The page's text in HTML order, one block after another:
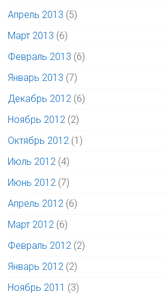
Апрель 2013 (5)
Март 2013 (6)
Февраль 2013 (6)
Январь 2013 (7)
Декабрь 2012 (6)
Ноябрь 2012 (2)
Октябрь 2012 (1)
Июль 2012 (4)
Июнь 2012 (7)
Апрель 2012 (6)
Март 2012 (6)
Февраль 2012 (2)
Январь 2012 (2)
Ноябрь 2011 (3)